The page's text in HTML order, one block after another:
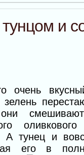
и
очень
А тунец и
его в